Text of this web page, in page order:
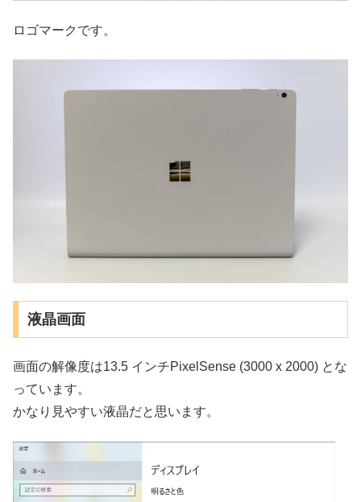
ロゴマークです。
液晶画面
画面の解像度は13.5 インチPixelSense (3000 x 2000) とな
っています。
かなり見やすい液晶だと思います。